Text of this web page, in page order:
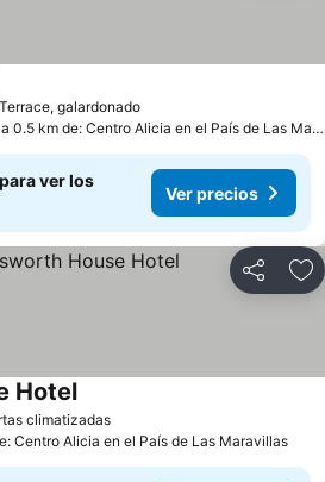
galardonado
a 0.5 km de: Centro Alicia en el País de Las Maravillas
ver los
Ver precios
Compartir
climatizadas
Hotel
Centro Alicia en el País de Las Maravillas